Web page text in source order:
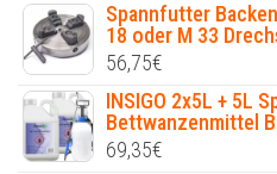
Spannfutter
18 oder M 33
56,75€
INSIGO 2x5L + 5L
Bettwanzenmittel
69,35€